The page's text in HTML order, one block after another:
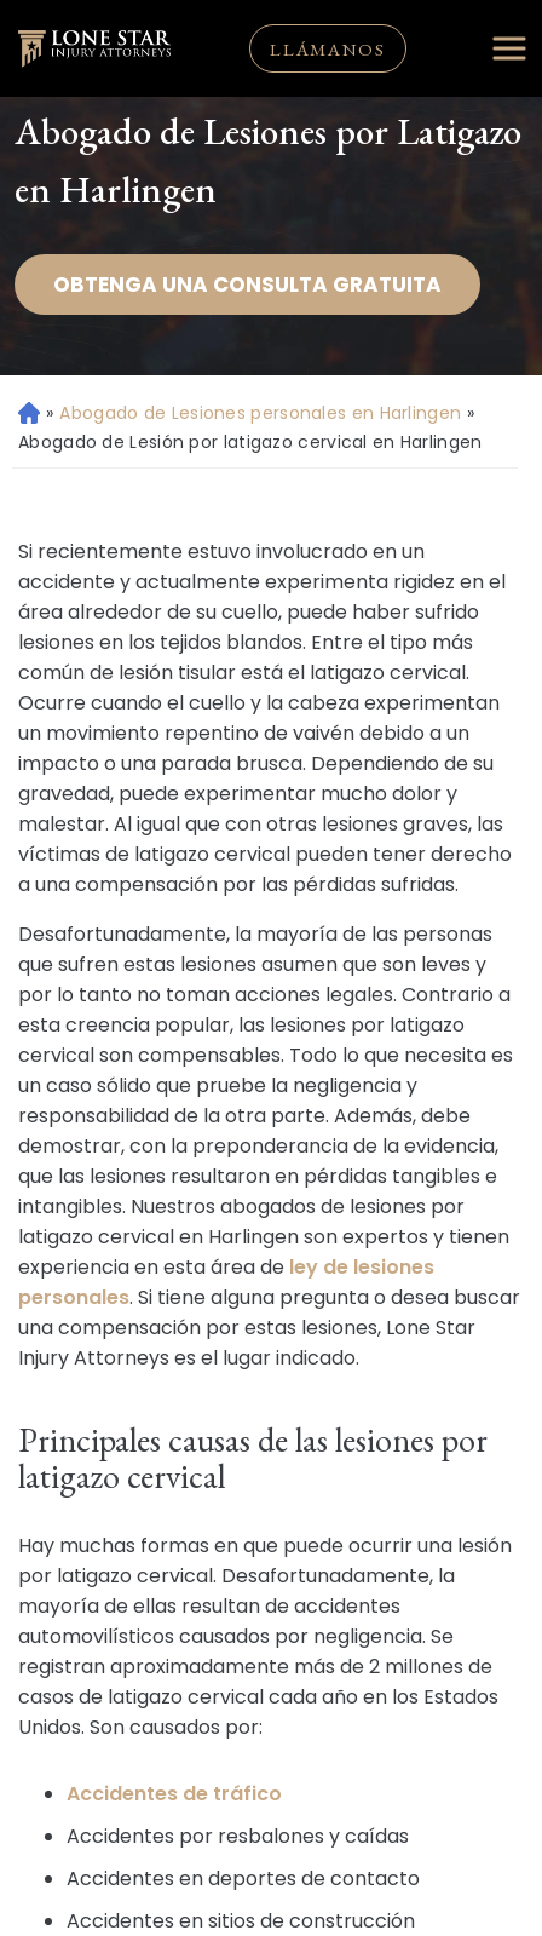
LLÁMANOS
Abogado de Lesiones por Latigazo
en Harlingen
OBTENGA UNA CONSULTA GRATUITA
Ini
ci
» Abogado de Lesiones personales en Harlingen »
Abogado de Lesión por latigazo cervical en Harlingen
Si recientemente estuvo involucrado en un
accidente y actualmente experimenta rigidez en el
área alrededor de su cuello, puede haber sufrido
lesiones en los tejidos blandos. Entre el tipo más
común de lesión tisular está el latigazo cervical.
Ocurre cuando el cuello y la cabeza experimentan
un movimiento repentino de vaivén debido a un
impacto o una parada brusca. Dependiendo de su
gravedad, puede experimentar mucho dolor y
malestar. Al igual que con otras lesiones graves, las
víctimas de latigazo cervical pueden tener derecho
a una compensación por las pérdidas sufridas.
Desafortunadamente, la mayoría de las personas
que sufren estas lesiones asumen que son leves y
por lo tanto no toman acciones legales. Contrario a
esta creencia popular, las lesiones por latigazo
cervical son compensables. Todo lo que necesita es
un caso sólido que pruebe la negligencia y
responsabilidad de la otra parte. Además, debe
demostrar, con la preponderancia de la evidencia,
que las lesiones resultaron en pérdidas tangibles e
intangibles. Nuestros abogados de lesiones por
latigazo cervical en Harlingen son expertos y tienen
experiencia en esta área de ley de lesiones
personales. Si tiene alguna pregunta o desea buscar
una compensación por estas lesiones, Lone Star
Injury Attorneys es el lugar indicado.
Principales causas de las lesiones por
latigazo cervical
Hay muchas formas en que puede ocurrir una lesión
por latigazo cervical. Desafortunadamente, la
mayoría de ellas resultan de accidentes
automovilísticos causados por negligencia. Se
registran aproximadamente más de 2 millones de
casos de latigazo cervical cada año en los Estados
Unidos. Son causados por:
Accidentes de tráfico
Accidentes por resbalones y caídas
Accidentes en deportes de contacto
Accidentes en sitios de construcción